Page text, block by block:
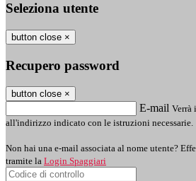
Seleziona utente
button close ×
Recupero password
button close ×
E-mail Verrà
all'indirizzo indicato con le istruzioni necessarie.
Non hai una e-mail associata al nome utente?
tramite la Login Spaggiari